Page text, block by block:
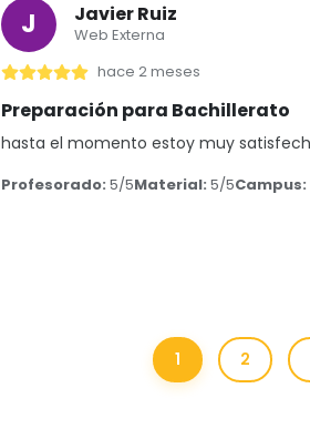
J Javier Ruiz
Web Externa
hace 2 meses
Preparación para Bachillerato
hasta el momento estoy muy
Profesorado: 5/5Material: 5/5Campus:
1 2